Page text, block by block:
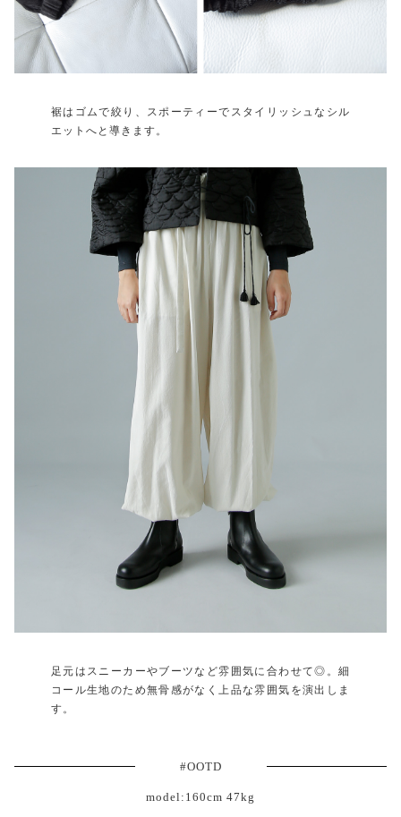
裾はゴムで絞り、スポーティーでスタイリッシュなシル
エットへと導きます。
足元はスニーカーやブーツなど雰囲気に合わせて◎。細
コール生地のため無骨感がなく上品な雰囲気を演出しま
す。
#OOTD
model:160cm 47kg